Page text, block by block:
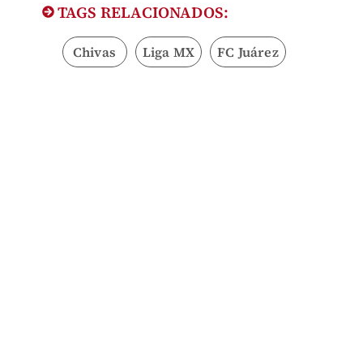
TAGS RELACIONADOS:
Chivas Liga MX FC Juárez